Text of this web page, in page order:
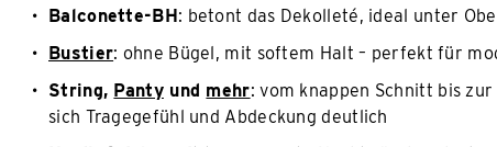
Balconette-BH: betont das Dekolleté, ideal unter
Bustier: ohne Bügel, mit softem Halt – perfekt für
String, Pantyund mehr: vom knappen Schnitt bis
sich Tragegefühl und Abdeckung deutlich